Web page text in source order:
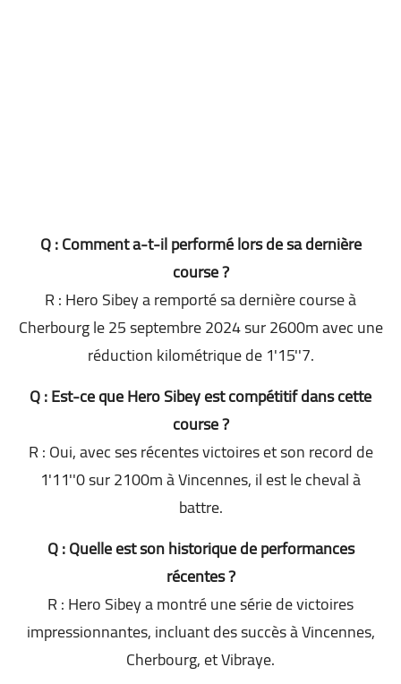
Q : Comment a-t-il performé lors de sa dernière
course ?
R : Hero Sibey a remporté sa dernière course à
Cherbourg le 25 septembre 2024 sur 2600m avec une
réduction kilométrique de 1'15''7.
Q : Est-ce que Hero Sibey est compétitif dans cette
course ?
R : Oui, avec ses récentes victoires et son record de
1'11''0 sur 2100m à Vincennes, il est le cheval à
battre.
Q : Quelle est son historique de performances
récentes ?
R : Hero Sibey a montré une série de victoires
impressionnantes, incluant des succès à Vincennes,
Cherbourg, et Vibraye.